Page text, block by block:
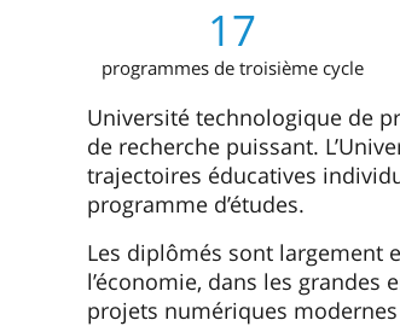
17
programmes de troisième cycle
Université technologique de
de recherche puissant.
trajectoires éducatives
programme d’études.
Les diplômés sont largement
l’économie, dans les
projets numériques